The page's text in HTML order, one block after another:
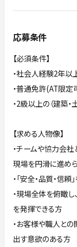
応募条件
【必須条件】
・社会人経験2年以
・普通免許(AT限定
・2級以上の（建築
【求める人物像】
・チームや協力会社
現場を円滑に進め
・「安全・品質・信
・現場全体を俯瞰し
を発揮できる方
・お客様や職人と
出す意欲のある方